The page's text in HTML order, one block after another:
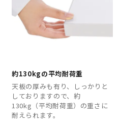
約130kgの平均耐荷重
天板の厚みも有り、しっかりと
しておりますので、約
130kg（平均耐荷重）の重さに
耐えられます。